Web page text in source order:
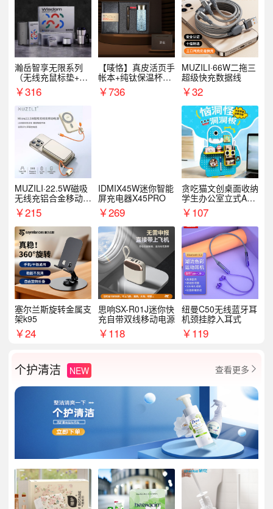
瀚岳智享无限系列
（无线充鼠标垫+飞
利浦音响+乐扣咖啡
杯）
￥316
【唛恪】真皮活页手
帐本+纯钛保温杯
+檀木水笔
￥736
MUZILI·66W二拖三
超级快充数据线
￥32
MUZILI·22.5W磁吸
无线充铝合金移动电
源R118W
￥215
IDMIX45W迷你智能
屏充电器X45PRO
￥269
贪吃猫文创桌面收纳
学生办公室立式A款
置物架洞洞板
￥107
塞尔兰斯旋转金属支
架k95
￥24
思响SX-R01J迷你快
充自带双线移动电源
￥118
纽曼C50无线蓝牙耳
机颈挂脖入耳式
￥119
个护清洁 NEW 查看更多 